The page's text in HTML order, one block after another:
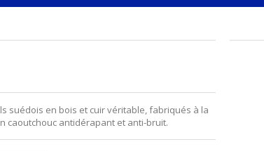
suédois en bois et cuir véritable, fabriqués à la
caoutchouc antidérapant et anti-bruit.